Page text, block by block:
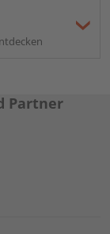
Partner